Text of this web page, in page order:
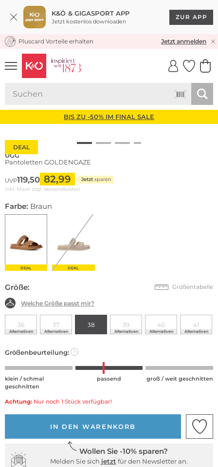
K&Ö & GIGASPORT APP
Jetzt kostenlos downloaden
ZUR APP
KOSTENLOSER VERSAND* & RÜCKVERSAND
Pluscard Vorteile erhalten Jetzt anmelden
UNSERE APP
CLICK &
BIS ZU -50% IM FINAL SALE
DEAL
UGG
Pantoletten GOLDENGAZE
UVP119,50 82,99 Jetzt sparen
inkl. Mwst zzgl. Versandkosten
Farbe: Braun
DEAL DEAL
Größe: Größentabelle
Welche Größe passt mir?
36
Alternativen
37
Alternativen
38 39
Alternativen
40
Alternativen
41
Alternativen
Größenbeurteilung: ?
klein / schmal
geschnitten
passend groß / weit geschnitten
Achtung: Nur noch 1 Stück verfügbar!
IN DEN WARENKORB
Wollen Sie -10% sparen?
Melden Sie sich jetzt für den Newsletter an.